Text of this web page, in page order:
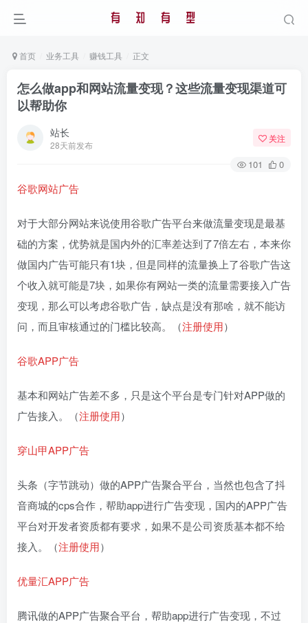
首页 业务工具 赚钱工具 正文
怎么做app和网站流量变现？这些流量变现渠道可
以帮助你
站长
28天前发布
关注
101 0
谷歌网站广告
对于大部分网站来说使用谷歌广告平台来做流量变现是最基
础的方案，优势就是国内外的汇率差达到了7倍左右，本来你
做国内广告可能只有1块，但是同样的流量换上了谷歌广告这
个收入就可能是7块，如果你有网站一类的流量需要接入广告
变现，那么可以考虑谷歌广告，缺点是没有那啥，就不能访
问，而且审核通过的门槛比较高。（注册使用）
谷歌APP广告
基本和网站广告差不多，只是这个平台是专门针对APP做的
广告接入。（注册使用）
穿山甲APP广告
头条（字节跳动）做的APP广告聚合平台，当然也包含了抖
音商城的cps合作，帮助app进行广告变现，国内的APP广告
平台对开发者资质都有要求，如果不是公司资质基本都不给
接入。（注册使用）
优量汇APP广告
腾讯做的APP广告聚合平台，帮助app进行广告变现，不过